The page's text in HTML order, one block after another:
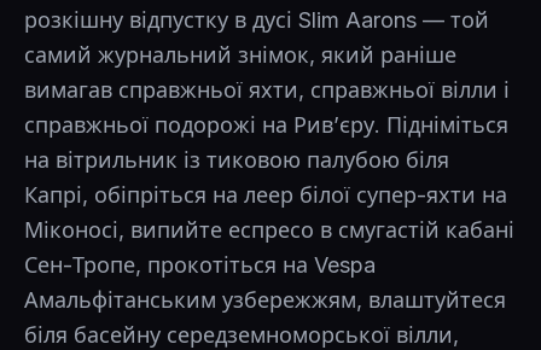
розкішну відпустку в дусі Slim Aarons — той
самий журнальний знімок, який раніше
вимагав справжньої яхти, справжньої вілли і
справжньої подорожі на Ривʼєру. Підніміться
на вітрильник із тиковою палубою біля
Капрі, обіпріться на леер білої супер-яхти на
Міконосі, випийте еспресо в смугастій кабані
Сен-Тропе, прокотіться на Vespa
Амальфітанським узбережжям, влаштуйтеся
біля басейну середземноморської вілли,